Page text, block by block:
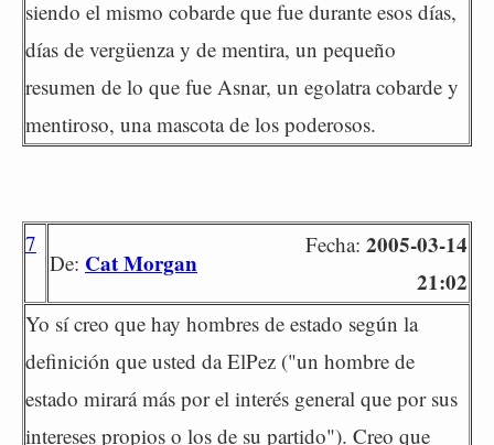
siendo el mismo cobarde que fue durante esos días,
días de vergüenza y de mentira, un pequeño
resumen de lo que fue Asnar, un egolatra cobarde y
mentiroso, una mascota de los poderosos.
7
De: Cat Morgan
Fecha: 2005-03-14
21:02
Yo sí creo que hay hombres de estado según la
definición que usted da ElPez ("un hombre de
estado mirará más por el interés general que por sus
intereses propios o los de su partido"). Creo que